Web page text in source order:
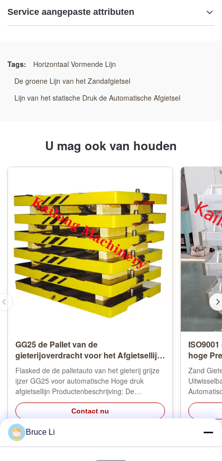
Service aangepaste attributen
Geautomatiseerd gietsysteem voor het gieten van
,High-Throughput Shell Mould Process Line
Tags:
Horizontaal Vormende Lijn
De groene Lijn van het Zandafgietsel
Lijn van het statische Druk de Automatische Afgietsel
U mag ook van houden
GG25 de Pallet van de
gieterijoverdracht voor het Afgietsellijn
van Hoge drukflasked
Flasked de de palletauto van het gieterij grijze
ijzer GG25 voor automatische Hoge druk
afgietsellijn Productenbeschrijving: De
palletauto is een hulpmiddel in gieterijen wordt
gebruikt die. Wanneer het werk van de
afgietselmachine, Palletauto vier wielen heeft,
wat het vervoer van de vormdoos ...
Contact nu
hoge
Zand
Bruce Li